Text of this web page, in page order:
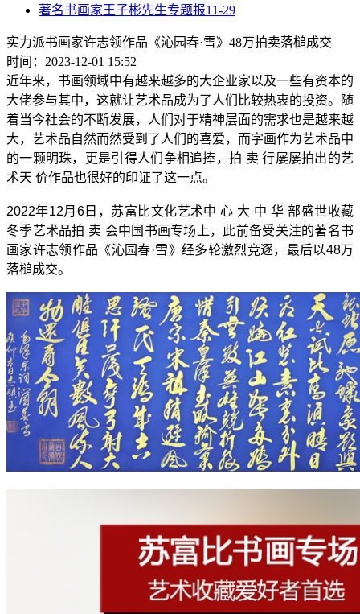
著名书画家王子彬先生专题报11-29
实力派书画家许志领作品《沁园春·雪》48万拍卖落槌成交
时间：2023-12-01 15:52
近年来，书画领域中有越来越多的大企业家以及一些有资本的
大佬参与其中，这就让艺术品成为了人们比较热衷的投资。随
着当今社会的不断发展，人们对于精神层面的需求也是越来越
大，艺术品自然而然受到了人们的喜爱，而字画作为艺术品中
的一颗明珠，更是引得人们争相追捧，拍 卖 行屡屡拍出的艺
术天 价作品也很好的印证了这一点。
2022年12月6日，苏富比文化艺术中 心 大 中 华 部盛世收藏
冬季艺术品拍 卖 会中国书画专场上，此前备受关注的著名书
画家许志领作品《沁园春·雪》经多轮激烈竞逐，最后以48万
落槌成交。